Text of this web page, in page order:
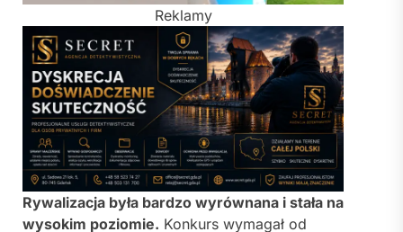
Reklamy
Rywalizacja była bardzo wyrównana i stała na
wysokim poziomie. Konkurs wymagał od